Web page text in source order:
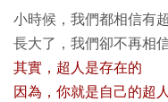
小時候，我們都相信有
長大了，我們卻不再相信
其實，超人是存在的
因為，你就是自己的超人